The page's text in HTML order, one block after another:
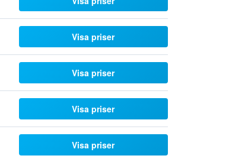
Visa priser
Visa priser
Visa priser
Visa priser